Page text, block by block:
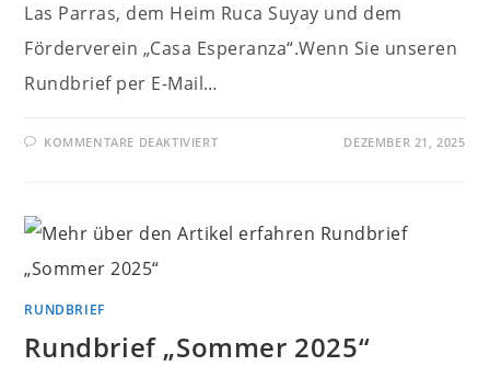
Las Parras, dem Heim Ruca Suyay und dem
Förderverein „Casa Esperanza“.Wenn Sie unseren
Rundbrief per E-Mail…
KOMMENTARE DEAKTIVIERTFÜR DEZEMBER 21, 2025
RUNDBRIEF
Rundbrief „Sommer 2025“